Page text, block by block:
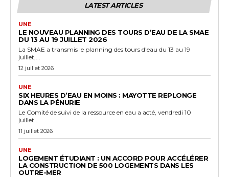
LATEST ARTICLES
UNE
LE NOUVEAU PLANNING DES TOURS D’EAU DE LA SMAE
DU 13 AU 19 JUILLET 2026
La SMAE a transmis le planning des tours d'eau du 13 au 19
juillet,...
12 juillet 2026
UNE
SIX HEURES D’EAU EN MOINS : MAYOTTE REPLONGE
DANS LA PÉNURIE
Le Comité de suivi de la ressource en eau a acté, vendredi 10
juillet...
11 juillet 2026
UNE
LOGEMENT ÉTUDIANT : UN ACCORD POUR ACCÉLÉRER
LA CONSTRUCTION DE 500 LOGEMENTS DANS LES
OUTRE-MER